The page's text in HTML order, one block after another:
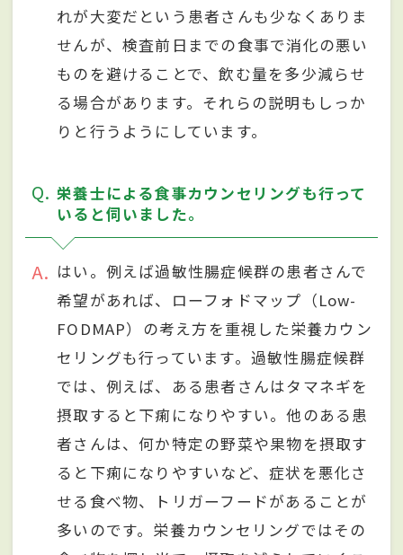
れが大変だという患者さんも少なくありま
せんが、検査前日までの食事で消化の悪い
ものを避けることで、飲む量を多少減らせ
る場合があります。それらの説明もしっか
りと行うようにしています。
Q
栄養士による食事カウンセリングも行って
いると伺いました。
A
はい。例えば過敏性腸症候群の患者さんで
希望があれば、ローフォドマップ（Low-
FODMAP）の考え方を重視した栄養カウン
セリングも行っています。過敏性腸症候群
では、例えば、ある患者さんはタマネギを
摂取すると下痢になりやすい。他のある患
者さんは、何か特定の野菜や果物を摂取す
ると下痢になりやすいなど、症状を悪化さ
せる食べ物、トリガーフードがあることが
多いのです。栄養カウンセリングではその